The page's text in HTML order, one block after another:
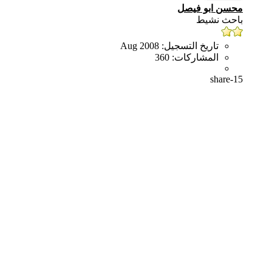
محسن ابو فيصل
باحث نشيط
تاريخ التسجيل: Aug 2008
المشاركات: 360
share-15